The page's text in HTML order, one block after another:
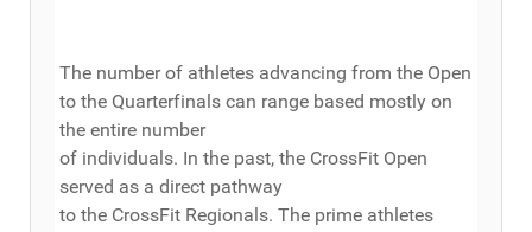
The number of athletes advancing from the Open
to the Quarterfinals can range based mostly on
the entire number
of individuals. In the past, the CrossFit Open
served as a direct pathway
to the CrossFit Regionals. The prime athletes